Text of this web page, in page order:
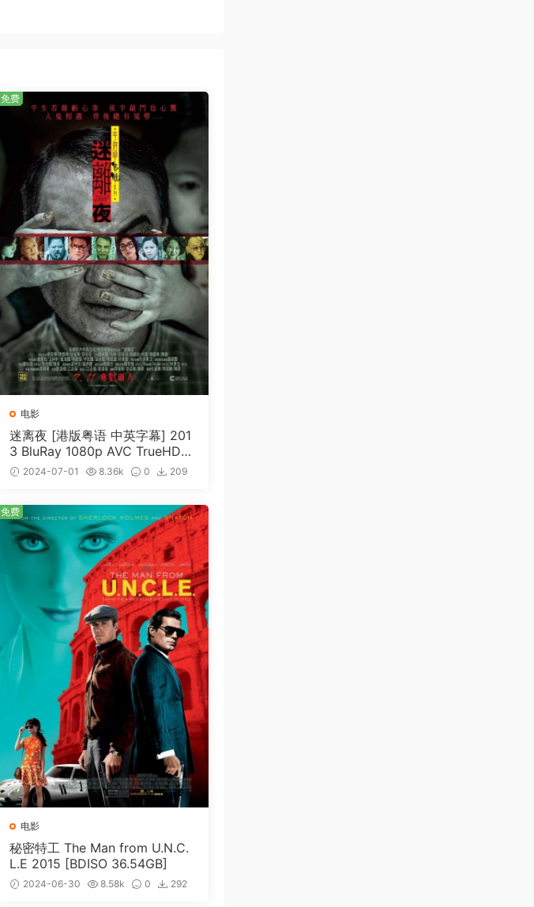
电影
迷离夜 [港版粤语 中英字幕] 201
3 BluRay 1080p AVC TrueHD5.
1 [BDISO 22.64GB]
2024-07-01 8.36k 0
209
免费
电影
秘密特工 The Man from U.N.C.
L.E 2015 [BDISO 36.54GB]
2024-06-30 8.58k 0
292
免费